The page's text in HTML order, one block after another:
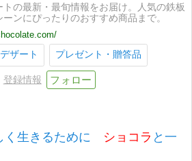
トの最新・最旬情報をお届け。人気の鉄板
ンにぴったりのおすすめ商品まで。
ザート
プレゼント・贈答品
登録情報
く生きるために ショコラ と一